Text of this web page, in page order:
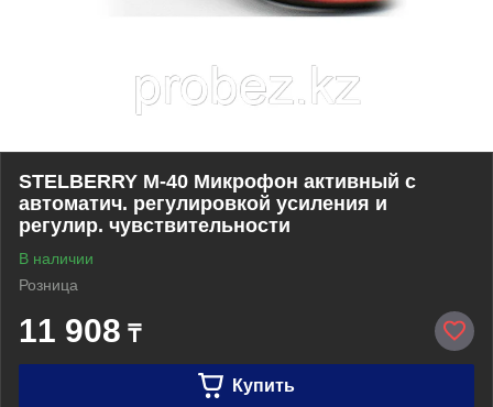
STELBERRY М-40 Микрофон активный с
автоматич. регулировкой усиления и
регулир. чувствительности
В наличии
Розница
11 908 ₸
Купить